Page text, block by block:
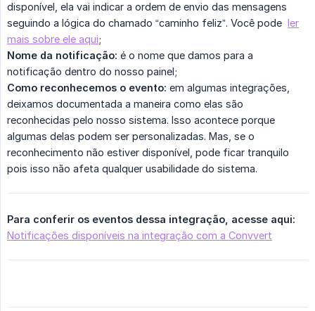
disponível, ela vai indicar a ordem de envio das mensagens
seguindo a lógica do chamado “caminho feliz”. Você pode ler
mais sobre ele aqui;
Nome da notificação: é o nome que damos para a
notificação dentro do nosso painel;
Como reconhecemos o evento: em algumas integrações,
deixamos documentada a maneira como elas são
reconhecidas pelo nosso sistema. Isso acontece porque
algumas delas podem ser personalizadas. Mas, se o
reconhecimento não estiver disponível, pode ficar tranquilo
pois isso não afeta qualquer usabilidade do sistema.
Para conferir os eventos dessa integração, acesse aqui:
Notificações disponíveis na integração com a Convvert